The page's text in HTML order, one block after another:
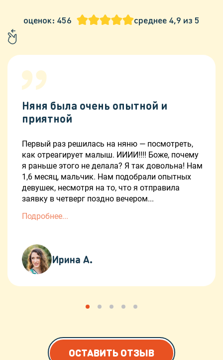
оценок: 456 среднее 4,9 из 5
Няня была очень опытной и
приятной
Первый раз решилась на няню — посмотреть,
как отреагирует малыш. ИИИИ!!!! Боже, почему
я раньше этого не делала? Я так довольна! Нам
1,6 месяц, мальчик. Нам подобрали опытных
девушек, несмотря на то, что я отправила
заявку в четверг поздно вечером...
Подробнее...
Ирина А.
ОСТАВИТЬ ОТЗЫВ